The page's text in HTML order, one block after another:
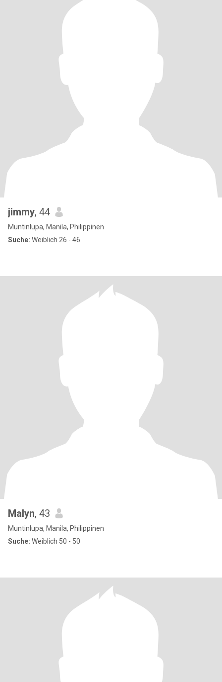
jimmy, 44
Muntinlupa, Manila, Philippinen
Suche: Weiblich 26 - 46
Malyn, 43
Muntinlupa, Manila, Philippinen
Suche: Weiblich 50 - 50